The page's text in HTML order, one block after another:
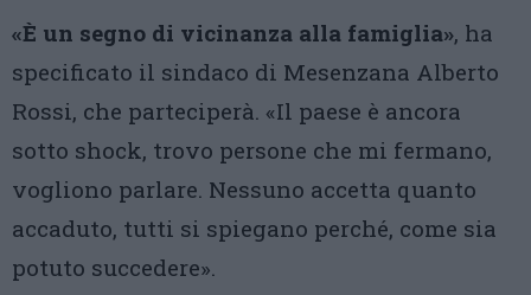
«È un segno di vicinanza alla famiglia», ha
specificato il sindaco di Mesenzana Alberto
Rossi, che parteciperà. «Il paese è ancora
sotto shock, trovo persone che mi fermano,
vogliono parlare. Nessuno accetta quanto
accaduto, tutti si spiegano perché, come sia
potuto succedere».